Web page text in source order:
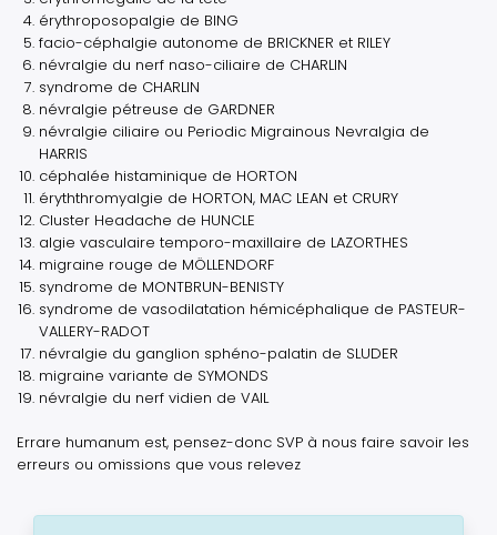
érythroposopalgie de BING
facio-céphalgie autonome de BRICKNER et RILEY
névralgie du nerf naso-ciliaire de CHARLIN
syndrome de CHARLIN
névralgie pétreuse de GARDNER
névralgie ciliaire ou Periodic Migrainous Nevralgia de
HARRIS
céphalée histaminique de HORTON
éryththromyalgie de HORTON, MAC LEAN et CRURY
Cluster Headache de HUNCLE
algie vasculaire temporo-maxillaire de LAZORTHES
migraine rouge de MÖLLENDORF
syndrome de MONTBRUN-BENISTY
syndrome de vasodilatation hémicéphalique de PASTEUR-
VALLERY-RADOT
névralgie du ganglion sphéno-palatin de SLUDER
migraine variante de SYMONDS
névralgie du nerf vidien de VAIL
Errare humanum est, pensez-donc SVP à nous faire savoir les
erreurs ou omissions que vous relevez